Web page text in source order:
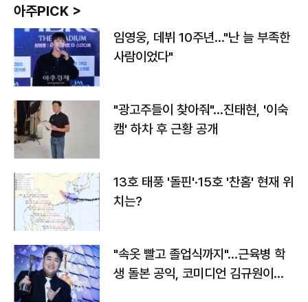
아주PICK >
임영웅, 데뷔 10주년…"난 늘 부족한
사람이었다"
"광고주들이 찾아줘"…진태현, '이숙
캠' 하차 후 근황 공개
13호 태풍 '돌핀'·15호 '찬홈' 현재 위
치는?
"속옷 빨고 졸업식까지"…근육병 학
생 돌본 공익, 코미디언 김규원이었